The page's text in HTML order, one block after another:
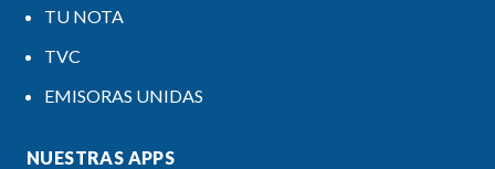
TU NOTA
TVC
EMISORAS UNIDAS
NUESTRAS APPS